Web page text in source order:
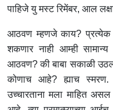
पाहिजे यु मस्ट रिमेंबर, आल
आठवण म्हणजे काय? प्रत्येक
शकणार नाही आम्ही
आठवण? की बाबा सकाळी
कोणाच आहे? ह्याच
उच्चारताना मला माहित